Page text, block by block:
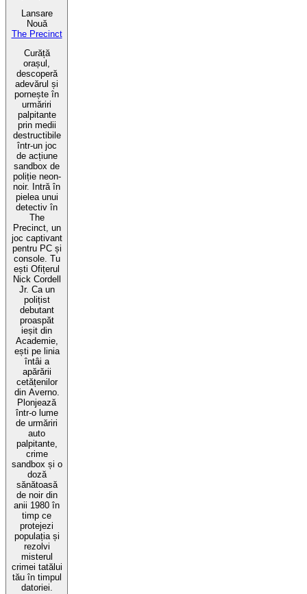
Lansare
Nouă
The Precinct
Curăță
orașul,
descoperă
adevărul și
pornește în
urmăriri
palpitante
prin medii
destructibile
într-un joc
de acțiune
sandbox de
poliție neon-
noir. Intră în
pielea unui
detectiv în
The
Precinct, un
joc captivant
pentru PC și
console. Tu
ești Ofițerul
Nick Cordell
Jr. Ca un
polițist
debutant
proaspăt
ieșit din
Academie,
ești pe linia
întâi a
apărării
cetățenilor
din Averno.
Plonjează
într-o lume
de urmăriri
auto
palpitante,
crime
sandbox și o
doză
sănătoasă
de noir din
anii 1980 în
timp ce
protejezi
populația și
rezolvi
misterul
crimei tatălui
tău în timpul
datoriei.